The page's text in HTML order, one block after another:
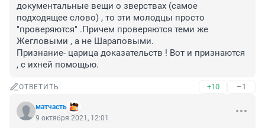
документальные вещи о зверствах (самое
подходящее слово) , то эти молодцы просто
"проверяются" .Причем проверяются теми же
Жегловыми , а не Шараповыми.
Признание- царица доказательств ! Вот и признаются
, с ихней помощью.
ОТВЕТИТЬ +10 –1
матчасть
9 октября 2021, 12:01